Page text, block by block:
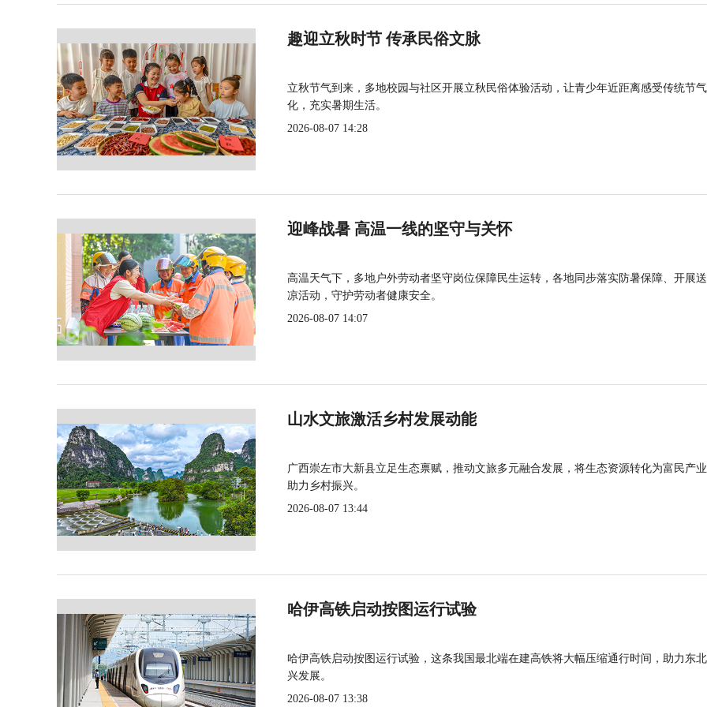
趣迎立秋时节 传承民俗文脉
立秋节气到来，多地校园与社区开展立秋民俗体验活动，让青少年近距离感受传统节
化，充实暑期生活。
2026-08-07 14:28
迎峰战暑 高温一线的坚守与关怀
高温天气下，多地户外劳动者坚守岗位保障民生运转，各地同步落实防暑保障、开展
凉活动，守护劳动者健康安全。
2026-08-07 14:07
山水文旅激活乡村发展动能
广西崇左市大新县立足生态禀赋，推动文旅多元融合发展，将生态资源转化为富民产
助力乡村振兴。
2026-08-07 13:44
哈伊高铁启动按图运行试验
哈伊高铁启动按图运行试验，这条我国最北端在建高铁将大幅压缩通行时间，助力东
兴发展。
2026-08-07 13:38